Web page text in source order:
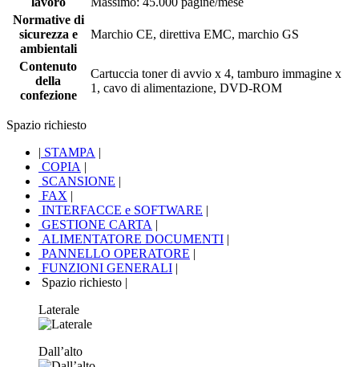
Normative di
sicurezza e
ambientali
Marchio CE, direttiva EMC, marchio GS
Contenuto
della
confezione
Cartuccia toner di avvio x 4, tamburo immagine x
1, cavo di alimentazione, DVD-ROM
Spazio richiesto
| STAMPA |
COPIA |
SCANSIONE |
FAX |
INTERFACCE e SOFTWARE |
GESTIONE CARTA |
ALIMENTATORE DOCUMENTI |
PANNELLO OPERATORE |
FUNZIONI GENERALI |
Spazio richiesto |
Laterale
Dall’alto